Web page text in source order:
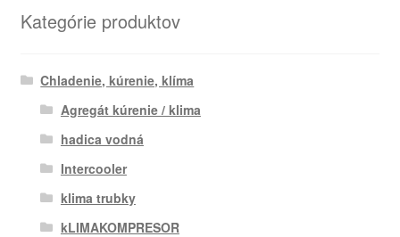
Kategórie produktov
Chladenie, kúrenie, klíma
Agregát kúrenie / klima
hadica vodná
Intercooler
klima trubky
kLIMAKOMPRESOR